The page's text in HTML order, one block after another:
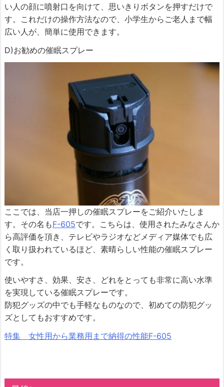
い人の顔に噴射口を向けて、思いきりボタンを押すだけで
す。これだけの操作方法なので、小学生からご老人まで幅
広い人が、簡単に使用できます。
D)お勧めの催眠スプレー
ここでは、当店一押しの催眠スプレーをご紹介いたしま
す。その名もF-605です。こちらは、使用されたみなさんか
ら高評価を頂き、テレビやラジオなどメディア媒体でも広
く取り扱われているほど、素晴らしい性能の催眠スプレー
です。
使いやすさ、効果、安さ、どれをとっても非常に高い水準
を実現している催眠スプレーです。
防犯グッズの中でも手軽なものなので、初めての防犯グッ
ズとしてもおすすめです。
特集 女性用から業務用まで納得の性能F-605